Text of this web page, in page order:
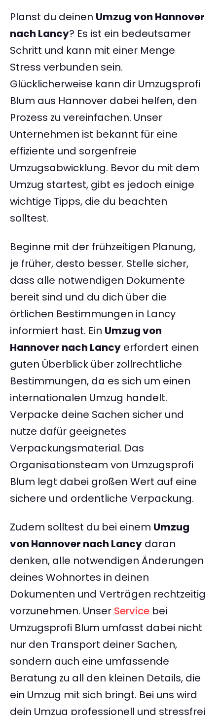
Planst du deinen Umzug von Hannover
nach Lancy? Es ist ein bedeutsamer
Schritt und kann mit einer Menge
Stress verbunden sein.
Glücklicherweise kann dir Umzugsprofi
Blum aus Hannover dabei helfen, den
Prozess zu vereinfachen. Unser
Unternehmen ist bekannt für eine
effiziente und sorgenfreie
Umzugsabwicklung. Bevor du mit dem
Umzug startest, gibt es jedoch einige
wichtige Tipps, die du beachten
solltest.
Beginne mit der frühzeitigen Planung,
je früher, desto besser. Stelle sicher,
dass alle notwendigen Dokumente
bereit sind und du dich über die
örtlichen Bestimmungen in Lancy
informiert hast. Ein Umzug von
Hannover nach Lancy erfordert einen
guten Überblick über zollrechtliche
Bestimmungen, da es sich um einen
internationalen Umzug handelt.
Verpacke deine Sachen sicher und
nutze dafür geeignetes
Verpackungsmaterial. Das
Organisationsteam von Umzugsprofi
Blum legt dabei großen Wert auf eine
sichere und ordentliche Verpackung.
Zudem solltest du bei einem Umzug
von Hannover nach Lancy daran
denken, alle notwendigen Änderungen
deines Wohnortes in deinen
Dokumenten und Verträgen rechtzeitig
vorzunehmen. Unser Service bei
Umzugsprofi Blum umfasst dabei nicht
nur den Transport deiner Sachen,
sondern auch eine umfassende
Beratung zu all den kleinen Details, die
ein Umzug mit sich bringt. Bei uns wird
dein Umzug professionell und stressfrei